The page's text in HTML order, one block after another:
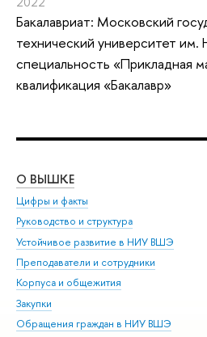
Бакалавриат: Московский
технический университет им.
специальность «Прикладная
квалификация «Бакалавр»
О ВЫШКЕ
Цифры и факты
Руководство и структура
Устойчивое развитие в НИУ ВШЭ
Преподаватели и сотрудники
Корпуса и общежития
Закупки
Обращения граждан в НИУ ВШЭ